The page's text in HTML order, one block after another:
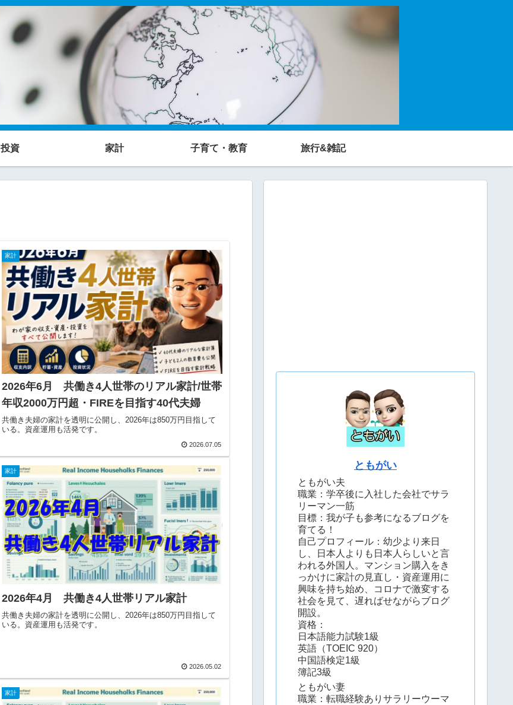
投資 家計 子育て・教育 旅行&雑記
家計
2026年6月 共働き4人世帯のリアル家計/世帯
年収2000万円超・FIREを目指す40代夫婦
共働き夫婦の家計を透明に公開し、2026年は850万円目指して
いる。資産運用も活発です。
2026.07.05
家計
2026年4月 共働き4人世帯リアル家計
共働き夫婦の家計を透明に公開し、2026年は850万円目指して
いる。資産運用も活発です。
2026.05.02
家計
ともがい
ともがい夫
職業：学卒後に入社した会社でサラ
リーマン一筋
目標：我が子も参考になるブログを
育てる！
自己プロフィール：幼少より来日
し、日本人よりも日本人らしいと言
われる外国人。マンション購入をき
っかけに家計の見直し・資産運用に
興味を持ち始め、コロナで激変する
社会を見て、遅ればせながらブログ
開設。
資格：
日本語能力試験1級
英語（TOEIC 920）
中国語検定1級
簿記3級
ともがい妻
職業：転職経験ありサラリーウーマ